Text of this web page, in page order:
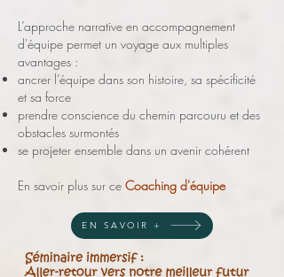
L’approche narrative en accompagnement
d'équipe permet un voyage aux multiples
avantages :
ancrer l’équipe dans son histoire, sa spécificité
et sa force
prendre conscience du chemin parcouru et des
obstacles surmontés
se projeter ensemble dans un avenir cohérent
En savoir plus sur ce Coaching d'équipe
EN SAVOIR +